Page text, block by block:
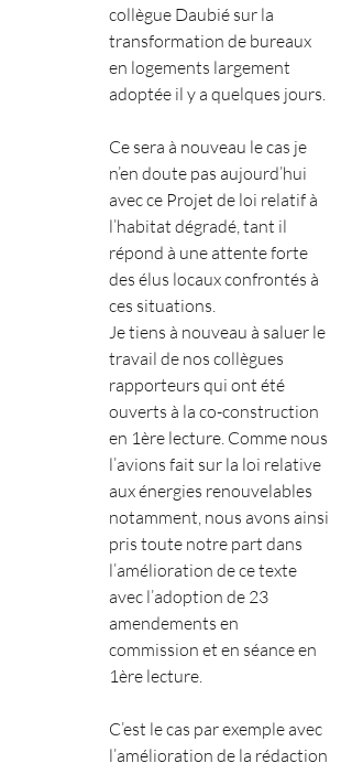
collègue Daubié sur la
transformation de bureaux
en logements largement
adoptée il y a quelques jours.
Ce sera à nouveau le cas je
n’en doute pas aujourd’hui
avec ce Projet de loi relatif à
l’habitat dégradé, tant il
répond à une attente forte
des élus locaux confrontés à
ces situations.
Je tiens à nouveau à saluer le
travail de nos collègues
rapporteurs qui ont été
ouverts à la co-construction
en 1ère lecture. Comme nous
l’avions fait sur la loi relative
aux énergies renouvelables
notamment, nous avons ainsi
pris toute notre part dans
l’amélioration de ce texte
avec l’adoption de 23
amendements en
commission et en séance en
1ère lecture.
C’est le cas par exemple avec
l’amélioration de la rédaction